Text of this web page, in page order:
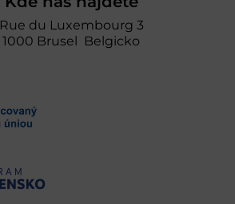
Rue du Luxembourg 3
1000 Brusel Belgicko